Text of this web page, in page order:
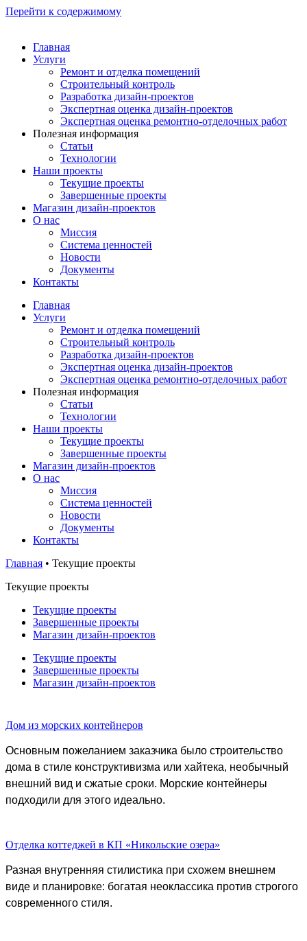
Перейти к содержимому
Главная
Услуги
Ремонт и отделка помещений
Строительный контроль
Разработка дизайн-проектов
Экспертная оценка дизайн-проектов
Экспертная оценка ремонтно-отделочных работ
Полезная информация
Статьи
Технологии
Наши проекты
Текущие проекты
Завершенные проекты
Магазин дизайн-проектов
О нас
Миссия
Система ценностей
Новости
Документы
Контакты
Главная
Услуги
Ремонт и отделка помещений
Строительный контроль
Разработка дизайн-проектов
Экспертная оценка дизайн-проектов
Экспертная оценка ремонтно-отделочных работ
Полезная информация
Статьи
Технологии
Наши проекты
Текущие проекты
Завершенные проекты
Магазин дизайн-проектов
О нас
Миссия
Система ценностей
Новости
Документы
Контакты
Главная • Текущие проекты
Текущие проекты
Текущие проекты
Завершенные проекты
Магазин дизайн-проектов
Текущие проекты
Завершенные проекты
Магазин дизайн-проектов
Дом из морских контейнеров
Основным пожеланием заказчика было строительство
дома в стиле конструктивизма или хайтека, необычный
внешний вид и сжатые сроки. Морские контейнеры
подходили для этого идеально.
Отделка коттеджей в КП «Никольские озера»
Разная внутренняя стилистика при схожем внешнем
виде и планировке: богатая неоклассика против строгого
современного стиля.